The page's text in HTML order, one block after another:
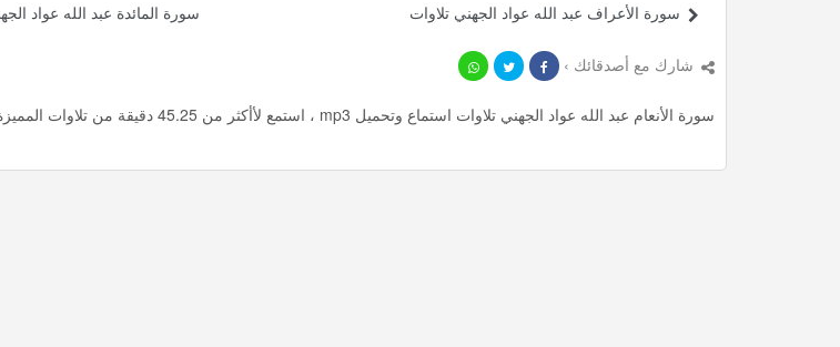
سورة المائدة عبد الله عواد سورة الأعراف عبد الله عواد الجهني تلاوات
شارك مع أصدقائك ›
سورة الأنعام عبد الله عواد الجهني تلاوات استماع وتحميل mp3 ، استمع لأأكثر من 45.25 دقيقة من تلاوات المميزة مجانا.